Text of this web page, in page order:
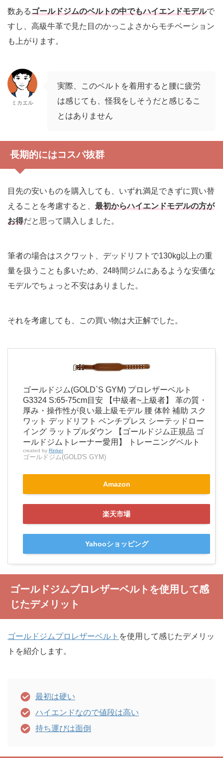
数あるゴールドジムのベルトの中でもハイエンドモデルで
すし、高級牛革で見た目のかっこよさからモチベーション
も上がります。
ミカエル
実際、このベルトを着用すると腰に疲労
は感じても、怪我をしそうだと感じるこ
とはありません
長期的にはコスパ抜群
目先の安いものを購入しても、いずれ満足できずに買い替
えることを考慮すると、 最初からハイエンドモデルの方が
お得だと思って購入しました。
筆者の場合はスクワット、デッドリフトで130kg以上の重
量を扱うことも多いため、24時間ジムにあるような安価な
モデルでちょっと不安はありました。
それを考慮しても、この買い物は大正解でした。
ゴールドジム(GOLD`S GYM) プロレザーベルト
G3324 S:65-75cm目安 【中級者~上級者】 革の質・
厚み・操作性が良い最上級モデル 腰 体幹 補助 スク
ワット デッドリフト ベンチプレス シーテッドロー
イング ラットプルダウン 【ゴールドジム正規品 ゴ
ールドジムトレーナー愛用】 トレーニングベルト
created by Rinker
ゴールドジム(GOLD'S GYM)
Amazon
楽天市場
Yahooショッピング
ゴールドジムプロレザーベルトを使用して感
じたデメリット
ゴールドジムプロレザーベルト を使用して感じたデメリッ
トを紹介します。
最初は硬い
ハイエンドなので値段は高い
持ち運びは面倒